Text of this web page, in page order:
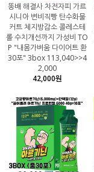
똥배 해결사 차전자피 가르
시니아 변비직빵 탄수화물
커트 체지방감소 콜레스테
롤 수치개선까지 가성비 TO
P "내몸가벼움 다이어트 환
30포" 3box 113,040>>4
2,000
42,000원